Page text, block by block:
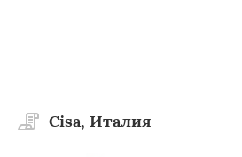
Cisa, Италия